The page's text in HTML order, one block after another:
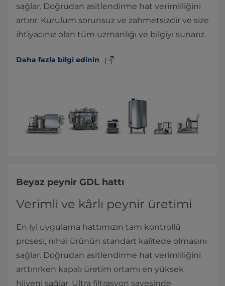
sağlar. Doğrudan asitlendirme hat verimliliğini
artırır. Kurulum sorunsuz ve zahmetsizdir ve size
ihtiyacınız olan tüm uzmanlığı ve bilgiyi sunarız.
Daha fazla bilgi edinin
Beyaz peynir GDL hattı
Verimli ve kârlı peynir üretimi
En iyi uygulama hattımızın tam kontrollü
prosesi, nihai ürünün standart kalitede olmasını
sağlar. Doğrudan asitlendirme hat verimliliğini
arttırırken kapalı üretim ortamı en yüksek
hijyeni sağlar. Ultra filtrasyon sayesinde